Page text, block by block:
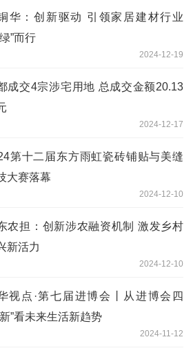
华：创新驱动 引领家居建材行业
”而行
2024-12-19
成交4宗涉宅用地 总成交金额20.13
2024-12-17
第十二届东方雨虹瓷砖铺贴与美缝
大赛落幕
2024-12-10
农担：创新涉农融资机制 激发乡村
新活力
2024-12-10
视点·第七届进博会丨从进博会四
”看未来生活新趋势
2024-11-12